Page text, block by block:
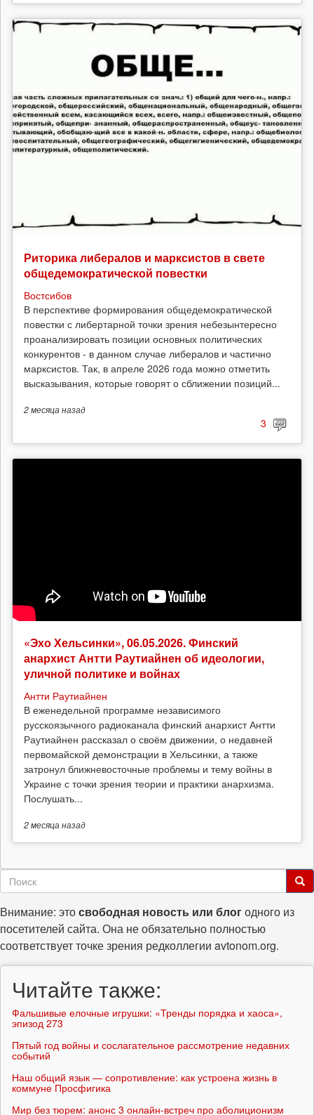
Риторика либералов и марксистов в свете
общедемократической повестки
Востсибов
В перспективе формирования общедемократической
повестки с либертарной точки зрения небезынтересно
проанализировать позиции основных политических
конкурентов - в данном случае либералов и частично
марксистов. Так, в апреле 2026 года можно отметить
высказывания, которые говорят о сближении позиций...
2 месяцаназад
3
«Эхо Хельсинки», 06.05.2026. Финский
анархист Антти Раутиайнен об идеологии,
уличной политике и войнах
Антти Раутиайнен
В еженедельной программе независимого
русскоязычного радиоканала финский анархист Антти
Раутиайнен рассказал о своём движении, о недавней
первомайской демонстрации в Хельсинки, а также
затронул ближневосточные проблемы и тему войны в
Украине с точки зрения теории и практики анархизма.
Послушать...
2 месяцаназад
Форма
поиска
Внимание: этосвободная новость или блогодного из
посетителей сайта. Она не обязательно полностью
соответствует точке зрения редколлегии avtonom.org.
Читайте также:
Фальшивые елочные игрушки: «Тренды порядка и хаоса»,
эпизод 273
Пятый год войны и сослагательное рассмотрение недавних
событий
Наш общий язык — сопротивление: как устроена жизнь в
коммуне Просфигика
Мир без тюрем: анонс 3 онлайн-встреч про аболиционизм